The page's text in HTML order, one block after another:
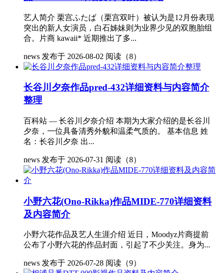
艺人简介 栗宫ふたば（栗宫双叶）被认为是12月份表现
突出的新人女演员，白石姊妹则为业界少见的双胞胎组
合。片商 kawaii* 近期推出了多...
news 发布于 2026-08-02 阅读（8）
长谷川夕奈作品pred-432详细资料与内容简介
整理
百科站 — 长谷川夕奈介绍 本期为大家介绍的是长谷川
夕奈，一位具备清秀外貌和温柔气质的。 基本信息 姓
名：长谷川夕奈 出...
news 发布于 2026-07-31 阅读（8）
小野六花(Ono-Rikka)作品MIDE-770详细资料
及内容简介
小野六花作品及艺人生涯介绍 近日，Moodyz片商提前
公布了小野六花的作品封面，引起了不少关注。身为...
news 发布于 2026-07-28 阅读（9）